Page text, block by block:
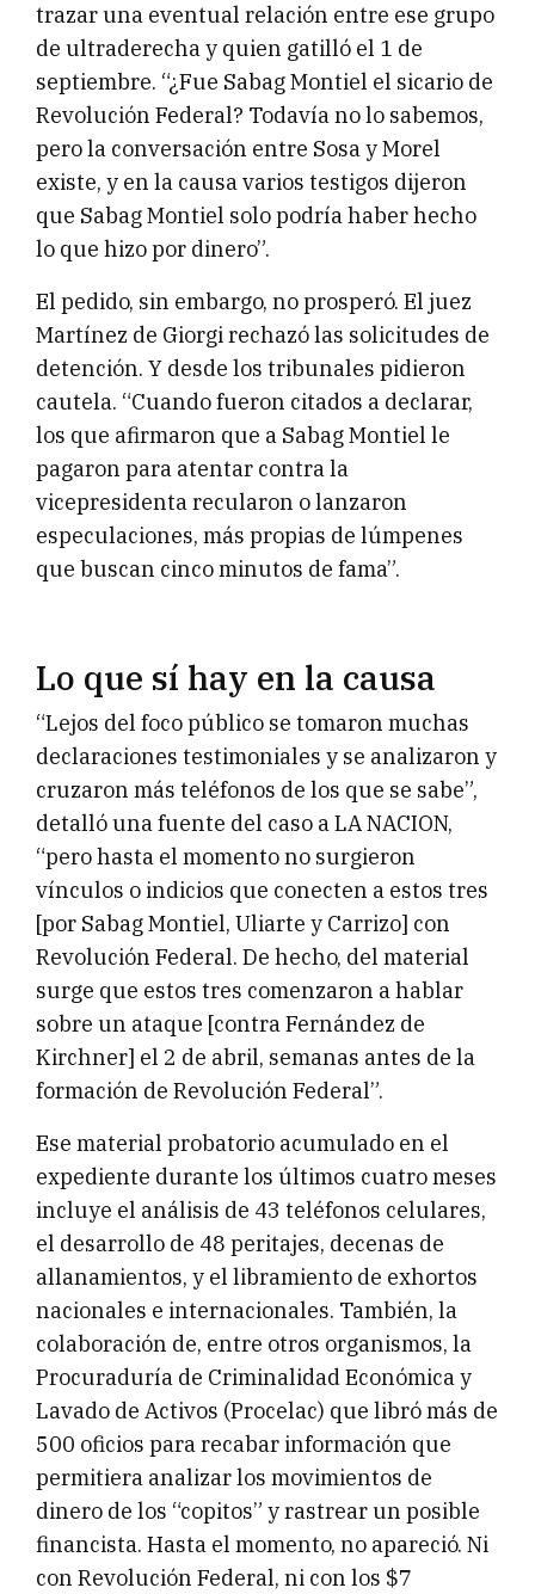
trazar una eventual relación entre ese grupo
de ultraderecha y quien gatilló el 1 de
septiembre. “¿Fue Sabag Montiel el sicario de
Revolución Federal? Todavía no lo sabemos,
pero la conversación entre Sosa y Morel
existe, y en la causa varios testigos dijeron
que Sabag Montiel solo podría haber hecho
lo que hizo por dinero”.
El pedido, sin embargo, no prosperó. El juez
Martínez de Giorgi rechazó las solicitudes de
detención. Y desde los tribunales pidieron
cautela. “Cuando fueron citados a declarar,
los que afirmaron que a Sabag Montiel le
pagaron para atentar contra la
vicepresidenta recularon o lanzaron
especulaciones, más propias de lúmpenes
que buscan cinco minutos de fama”.
Lo que sí hay en la causa
“Lejos del foco público se tomaron muchas
declaraciones testimoniales y se analizaron y
cruzaron más teléfonos de los que se sabe”,
detalló una fuente del caso a LA NACION,
“pero hasta el momento no surgieron
vínculos o indicios que conecten a estos tres
[por Sabag Montiel, Uliarte y Carrizo] con
Revolución Federal. De hecho, del material
surge que estos tres comenzaron a hablar
sobre un ataque [contra Fernández de
Kirchner] el 2 de abril, semanas antes de la
formación de Revolución Federal”.
Ese material probatorio acumulado en el
expediente durante los últimos cuatro meses
incluye el análisis de 43 teléfonos celulares,
el desarrollo de 48 peritajes, decenas de
allanamientos, y el libramiento de exhortos
nacionales e internacionales. También, la
colaboración de, entre otros organismos, la
Procuraduría de Criminalidad Económica y
Lavado de Activos (Procelac) que libró más de
500 oficios para recabar información que
permitiera analizar los movimientos de
dinero de los “copitos” y rastrear un posible
financista. Hasta el momento, no apareció. Ni
con Revolución Federal, ni con los $7